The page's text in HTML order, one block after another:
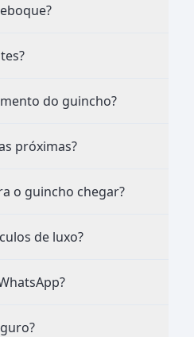
do guincho?
próximas?
o guincho chegar?
de luxo?